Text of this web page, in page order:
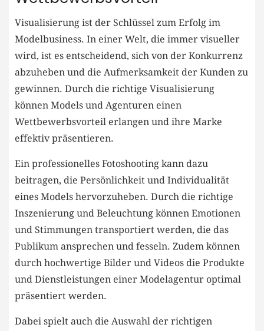
Visualisierung ist der​ Schlüssel zum Erfolg im
Modelbusiness. In einer Welt, die ‌immer visueller
wird, ist es entscheidend, ⁢sich von der Konkurrenz⁢
abzuheben und die Aufmerksamkeit der Kunden zu
gewinnen. Durch‍ die richtige ⁢Visualisierung
können Models und Agenturen einen
Wettbewerbsvorteil erlangen und ihre Marke
effektiv präsentieren.
Ein professionelles Fotoshooting kann⁣ dazu⁤
beitragen, die Persönlichkeit und Individualität
eines Models hervorzuheben. Durch die richtige
Inszenierung⁢ und Beleuchtung können Emotionen
und Stimmungen transportiert ​werden, die das
Publikum ansprechen und fesseln. Zudem können
durch hochwertige Bilder und Videos die Produkte
und Dienstleistungen einer Modelagentur optimal
präsentiert werden.
Dabei spielt auch die Auswahl der richtigen